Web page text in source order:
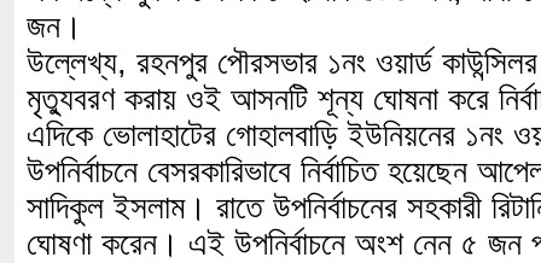
জন।
উল্লেখ্য, রহনপুর পৌরসভার ১নং ওয়ার্ড
মৃত্যুবরণ করায় ওই আসনটি শূন্য ঘোষনা করে
এদিকে ভোলাহাটের গোহালবাড়ি ইউনিয়নের ১নং
উপনির্বাচনে বেসরকারিভাবে নির্বাচিত হয়েছেন
সাদিকুল ইসলাম। রাতে উপনির্বাচনের সহকারী
ঘোষণা করেন। এই উপনির্বাচনে অংশ নেন ৫ জন